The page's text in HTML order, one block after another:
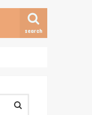
search